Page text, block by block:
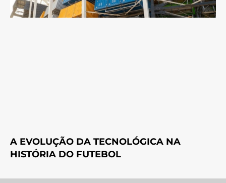
A EVOLUÇÃO DA TECNOLÓGICA NA
HISTÓRIA DO FUTEBOL